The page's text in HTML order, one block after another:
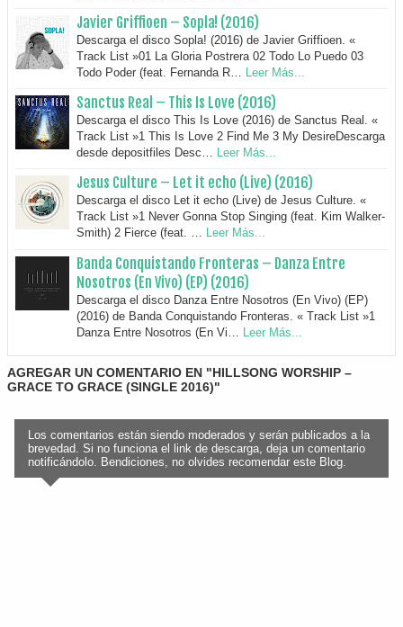
Javier Griffioen – Sopla! (2016)
Descarga el disco Sopla! (2016) de Javier Griffioen. «
Track List »01 La Gloria Postrera 02 Todo Lo Puedo 03
Todo Poder (feat. Fernanda R…
Leer Más...
Sanctus Real – This Is Love (2016)
Descarga el disco This Is Love (2016) de Sanctus Real. «
Track List »1 This Is Love 2 Find Me 3 My DesireDescarga
desde depositfiles Desc… Leer Más...
Jesus Culture – Let it echo (Live) (2016)
Descarga el disco Let it echo (Live) de Jesus Culture. «
Track List »1 Never Gonna Stop Singing (feat. Kim Walker-
Smith) 2 Fierce (feat. … Leer Más...
Banda Conquistando Fronteras – Danza Entre
Nosotros (En Vivo) (EP) (2016)
Descarga el disco Danza Entre Nosotros (En Vivo) (EP)
(2016) de Banda Conquistando Fronteras. « Track List »1
Danza Entre Nosotros (En Vi…
Leer Más...
AGREGAR UN COMENTARIO EN "HILLSONG WORSHIP –
GRACE TO GRACE (SINGLE 2016)"
Los comentarios están siendo moderados y serán publicados a la
brevedad. Si no funciona el link de descarga, deja un comentario
notificándolo. Bendiciones, no olvides recomendar este Blog.